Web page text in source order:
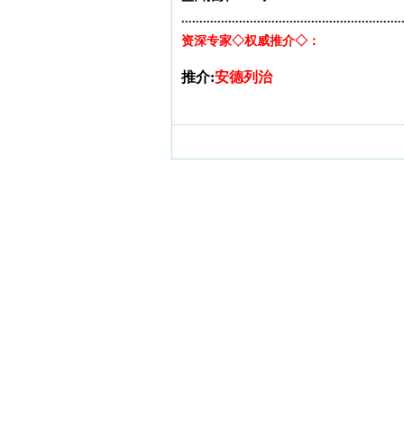
资深专家◇权威推介◇：
推介:安德列治